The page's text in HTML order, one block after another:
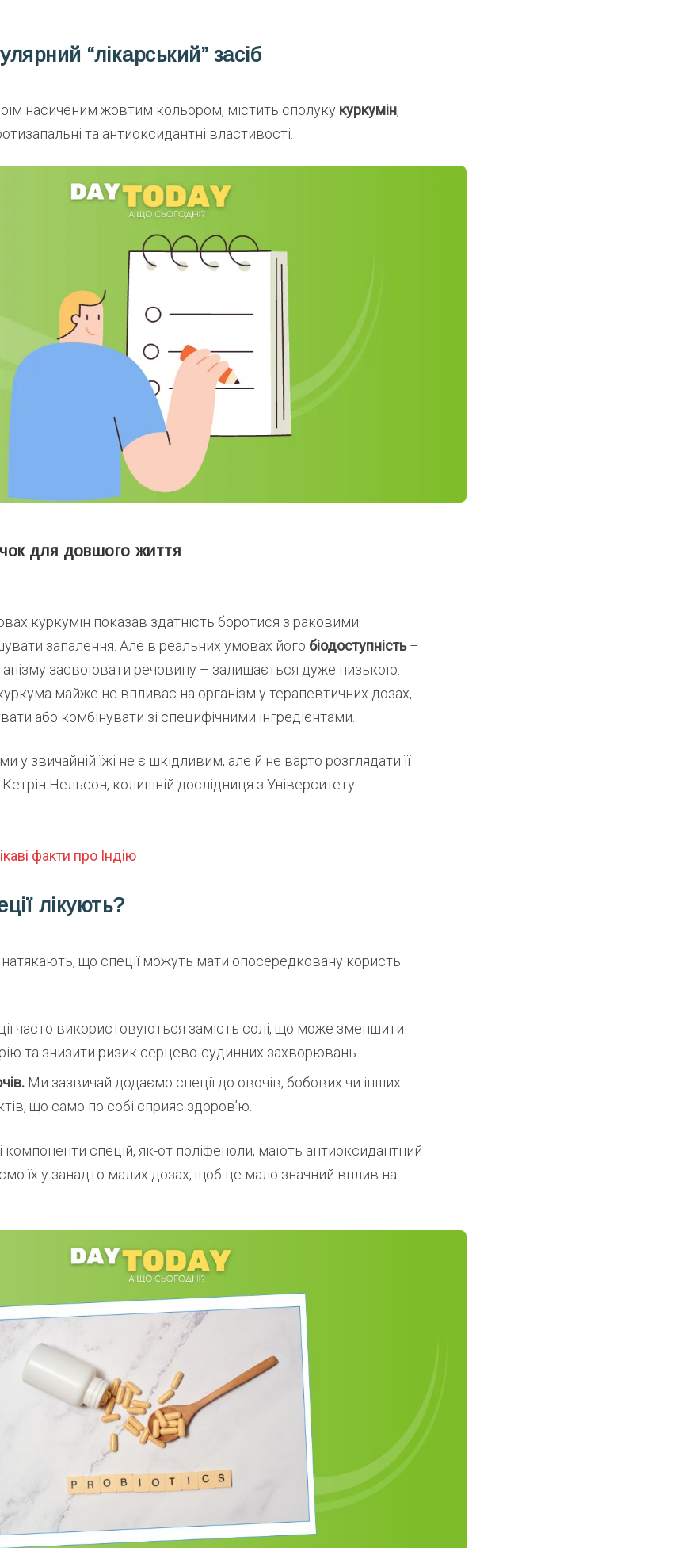
“лікарський” засіб
насиченим жовтим кольором, містить сполуку куркумін,
та антиоксидантні властивості.
для довшого життя
куркумін показав здатність боротися з раковими
запалення. Але в реальних умовах його біодоступність–
засвоювати речовину – залишається дуже низькою.
майже не впливає на організм у терапевтичних дозах,
або комбінувати зі специфічними інгредієнтами.
у звичайній їжі не є шкідливим, але й не варто розглядати її
Кетрін Нельсон, колишній дослідниця з Університету
факти про Індію
лікують?
що спеції можуть мати опосередковану користь.
часто використовуються замість солі, що може зменшити
та знизити ризик серцево-судинних захворювань.
Ми зазвичай додаємо спеції до овочів, бобових чи інших
що само по собі сприяє здоров’ю.
компоненти спецій, як-от поліфеноли, мають антиоксидантний
їх у занадто малих дозах, щоб це мало значний вплив на